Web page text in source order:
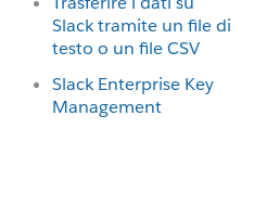
Slack tramite un file di
testo o un file CSV
Slack Enterprise Key
Management